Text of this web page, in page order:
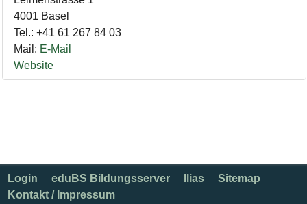
4001 Basel
Tel.: +41 61 267 84 03
Mail : E-Mail
Website
Login eduBS Bildungsserver Ilias
Sitemap
Kontakt / Impressum